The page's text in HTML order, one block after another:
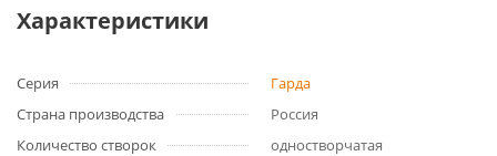
Характеристики
Серия
Гарда
Страна производства
Россия
Количество створок
одностворчатая